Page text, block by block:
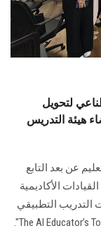
لتحويل
38 عضو من أعضاء هيئة التدريس
عن بعد التابع
الأكاديمية
التدريب التطبيقي